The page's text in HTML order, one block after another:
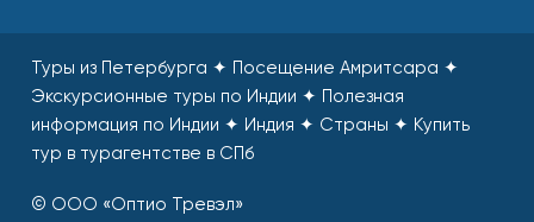
Туры из Петербурга ✦ Посещение Амритсара ✦
Экскурсионные туры по Индии ✦ Полезная
информация по Индии ✦ Индия ✦ Страны ✦ Купить
тур в турагентстве в СПб
© ООО «Оптио Тревэл»